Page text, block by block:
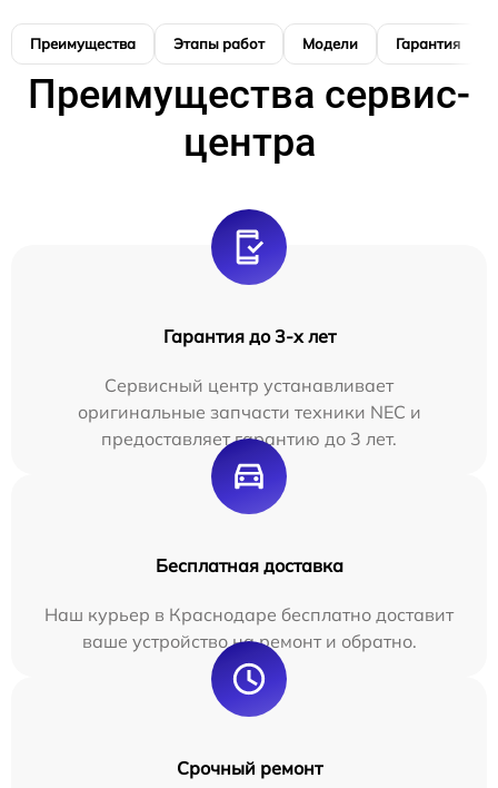
Преимущества Этапы работ Модели Гарантия
Преимущества сервис-
центра
Гарантия до 3-х лет
Сервисный центр устанавливает
оригинальные запчасти техники NEC и
предоставляет гарантию до 3 лет.
Бесплатная доставка
Наш курьер в Краснодаре бесплатно доставит
ваше устройство на ремонт и обратно.
Срочный ремонт